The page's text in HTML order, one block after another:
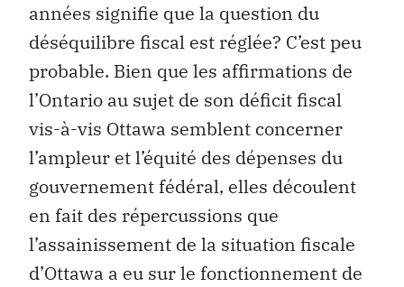
années signifie que la question du
déséquilibre fiscal est réglée? C’est peu
probable. Bien que les affirmations de
l’Ontario au sujet de son déficit fiscal
vis-à-vis Ottawa semblent concerner
l’ampleur et l’équité des dépenses du
gouvernement fédéral, elles découlent
en fait des répercussions que
l’assainissement de la situation fiscale
d’Ottawa a eu sur le fonctionnement de